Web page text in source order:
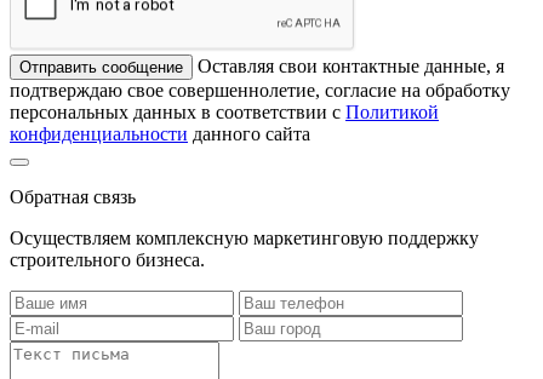
Отправить сообщение
Оставляя свои контактные данные, я
подтверждаю свое совершеннолетие, согласие на обработку
персональных данных в соответствии с Политикой
конфиденциальности данного сайта
Обратная связь
Осуществляем комплексную маркетинговую поддержку
строительного бизнеса.